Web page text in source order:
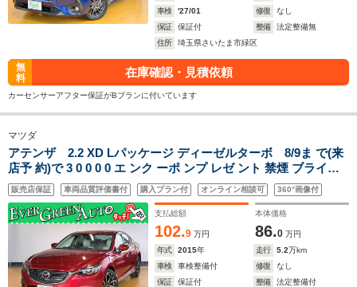
車検
'27/01 修復
なし
保証
保証付 整備
法定整備無
住所
埼玉県さいたま市緑区
無
料
在庫確認・見積依頼
カーセンサーアフター保証がBプランに付いています
マツダ
アテンザ 2.2 XD Lパッケージ ディーゼルターボ 8/9ま で(来
店予 約)で 3 0 0 0 0 エ ンク ーポ ンプ レゼ ント 禁煙 ブライン
ドスポットモニター ホワイトレザーシート アダプティブクルコ
ン アダプティブヘッドライト マツコネナビ Bluetooth 衝突軽
減ブレーキ
販売店保証 車両品質評価書付 購入プラン付 オンライン相談可 360°画像付
支払総額
102.9 万円
本体価格
86.0 万円
年式
2015年 走行 5.2万km
車検
車検整備付 修復
なし
保証
保証付 整備
法定整備付